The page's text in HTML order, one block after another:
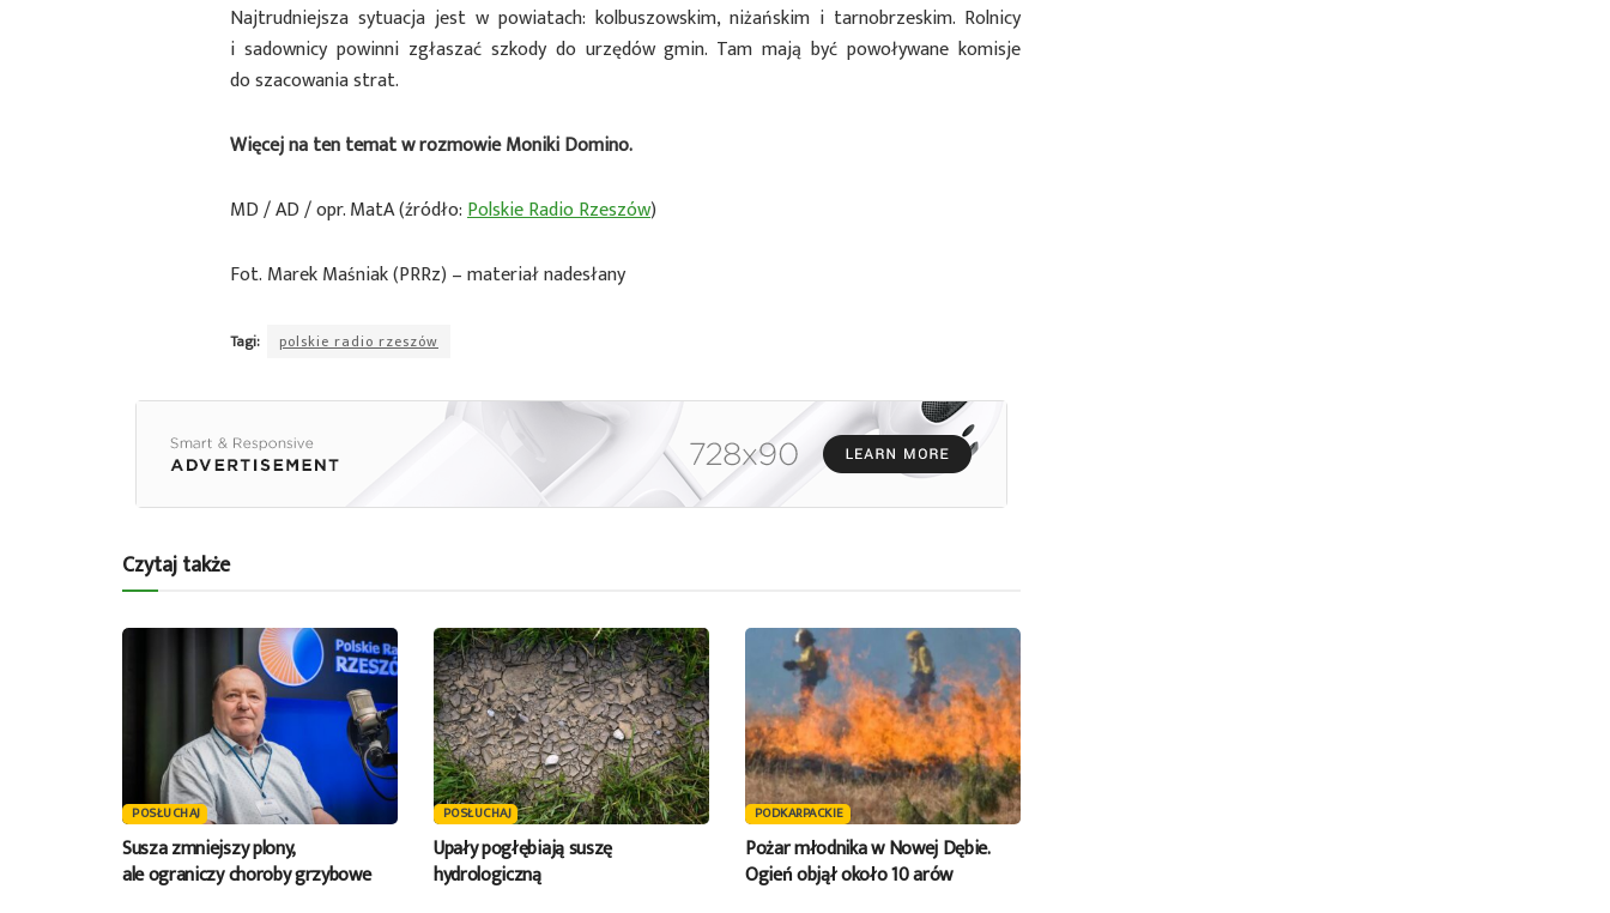
Najtrudniejsza sytuacja jest w powiatach: kolbuszowskim, niżańskim i tarnobrzeskim. Rolnicy
i sadownicy powinni zgłaszać szkody do urzędów gmin. Tam mają być powoływane komisje
do szacowania strat.
Więcej na ten temat w rozmowie Moniki Domino.
MD / AD / opr. MatA (źródło:Polskie Radio Rzeszów)
Fot. Marek Maśniak (PRRz) – materiał nadesłany
Tagi: polskie radio rzeszów
Czytaj także
POSŁUCHAJ
Susza zmniejszy plony,
ale ograniczy choroby grzybowe
POSŁUCHAJ
Upały pogłębiają suszę
hydrologiczną
PODKARPACKIE
Pożar młodnika w Nowej Dębie.
Ogień objął około 10 arów